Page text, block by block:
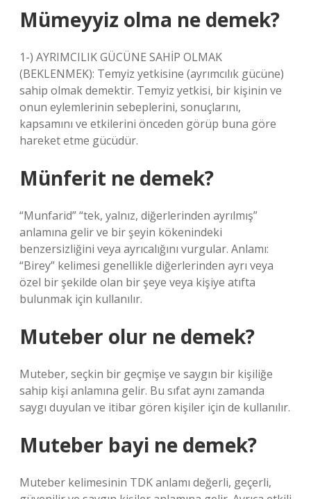
Mümeyyiz olma ne demek?
1-) AYRIMCILIK GÜCÜNE SAHİP OLMAK
(BEKLENMEK): Temyiz yetkisine (ayrımcılık gücüne)
sahip olmak demektir. Temyiz yetkisi, bir kişinin ve
onun eylemlerinin sebeplerini, sonuçlarını,
kapsamını ve etkilerini önceden görüp buna göre
hareket etme gücüdür.
Münferit ne demek?
“Munfarid” “tek, yalnız, diğerlerinden ayrılmış”
anlamına gelir ve bir şeyin kökenindeki
benzersizliğini veya ayrıcalığını vurgular. Anlamı:
“Birey” kelimesi genellikle diğerlerinden ayrı veya
özel bir şekilde olan bir şeye veya kişiye atıfta
bulunmak için kullanılır.
Muteber olur ne demek?
Muteber, seçkin bir geçmişe ve saygın bir kişiliğe
sahip kişi anlamına gelir. Bu sıfat aynı zamanda
saygı duyulan ve itibar gören kişiler için de kullanılır.
Muteber bayi ne demek?
Muteber kelimesinin TDK anlamı değerli, geçerli,